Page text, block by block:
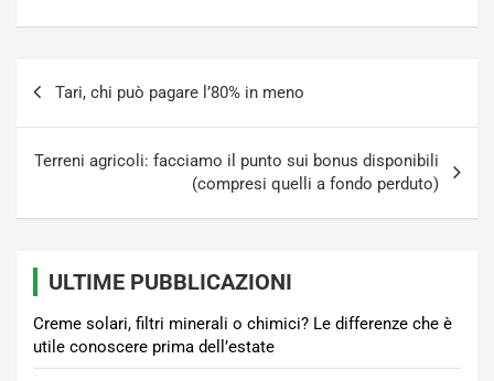
articoli
Tari, chi può pagare l’80% in meno
Terreni agricoli: facciamo il punto sui bonus disponibili
(compresi quelli a fondo perduto)
ULTIME PUBBLICAZIONI
Creme solari, filtri minerali o chimici? Le differenze che è
utile conoscere prima dell’estate